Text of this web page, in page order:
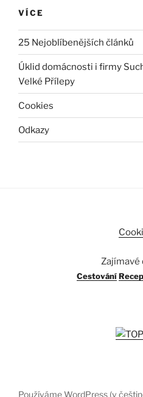
VÍCE
25 Nejoblíbenějších článků
Úklid domácnosti i firmy
Velké Přílepy
Cookies
Odkazy
Zajímavé
Cestování
Používáme WordPress (v